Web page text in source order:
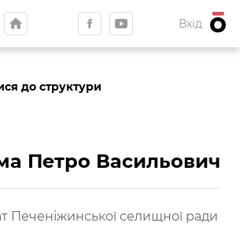
home Вхід
до структури
Петро Васильович
Печеніжинської селищної ради